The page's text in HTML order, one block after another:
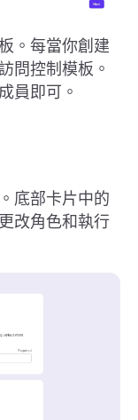
。每當你創建
問控制模板。
員即可。
底部卡片中的
改角色和執行